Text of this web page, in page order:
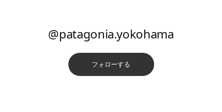
@patagonia.yokohama
フォローする